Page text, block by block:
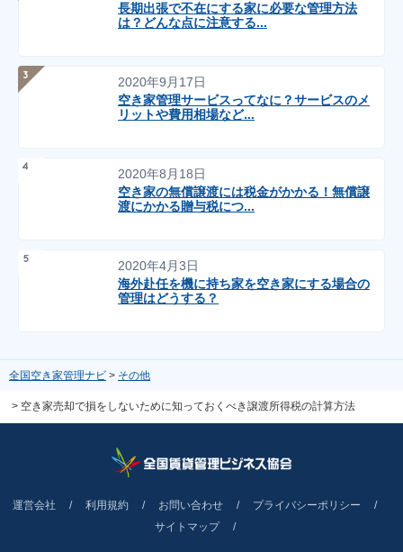
長期出張で不在にする家に必要な管理方法
は？どんな点に注意する...
2020年9月17日
空き家管理サービスってなに？サービスのメ
リットや費用相場など...
2020年8月18日
空き家の無償譲渡には税金がかかる！無償譲
渡にかかる贈与税につ...
2020年4月3日
海外赴任を機に持ち家を空き家にする場合の
管理はどうする？
全国空き家管理ナビ その他
空き家売却で損をしないために知っておくべき譲渡所得税の計算方法
運営会社 利用規約 お問い合わせ
プライバシーポリシー
サイトマップ